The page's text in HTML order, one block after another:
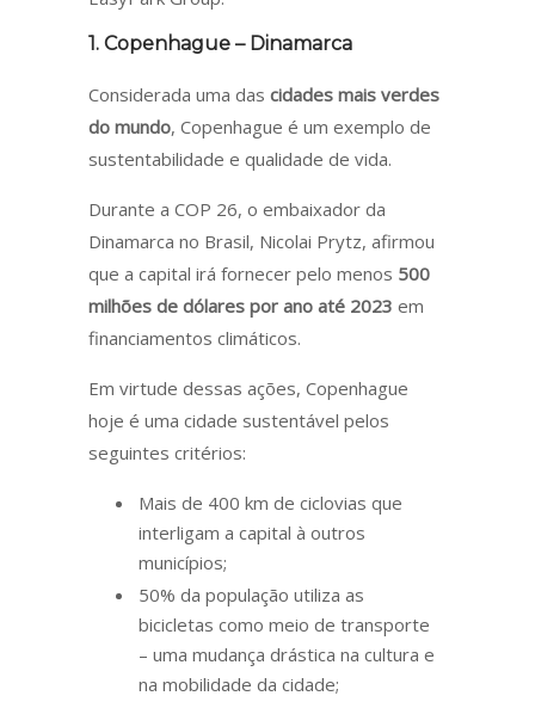
1. Copenhague – Dinamarca
Considerada uma das cidades mais verdes
do mundo, Copenhague é um exemplo de
sustentabilidade e qualidade de vida.
Durante a COP 26, o embaixador da
Dinamarca no Brasil, Nicolai Prytz, afirmou
que a capital irá fornecer pelo menos 500
milhões de dólares por ano até 2023 em
financiamentos climáticos.
Em virtude dessas ações, Copenhague
hoje é uma cidade sustentável pelos
seguintes critérios:
Mais de 400 km de ciclovias que
interligam a capital à outros
municípios;
50% da população utiliza as
bicicletas como meio de transporte
– uma mudança drástica na cultura e
na mobilidade da cidade;